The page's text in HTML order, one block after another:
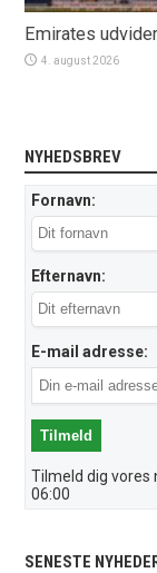
Emirates
4. august 2026
NYHEDSBREV
Fornavn:
Efternavn:
E-mail adresse:
Tilmeld dig vores
06:00
SENESTE